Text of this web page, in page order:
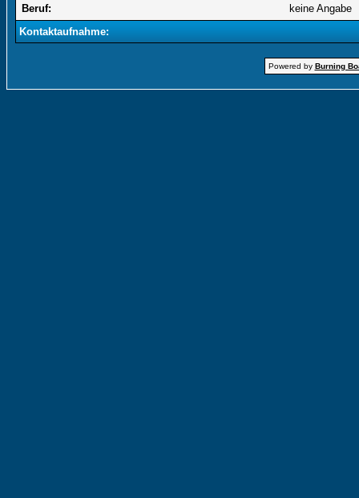
Beruf:
keine Angabe
Kontaktaufnahme:
Powered by Burning